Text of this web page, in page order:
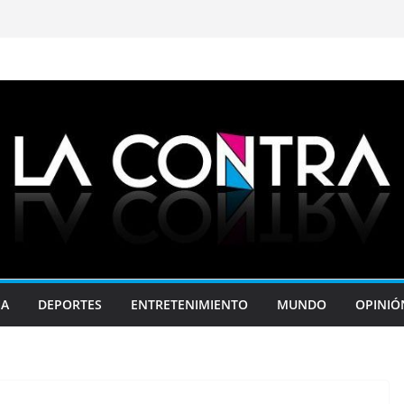
DEPORTES ENTRETENIMIENTO MUNDO